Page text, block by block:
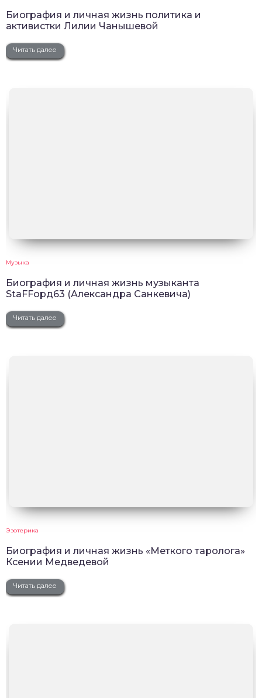
Биография и личная жизнь политика и
активистки Лилии Чанышевой
Читать далее
Музыка
Биография и личная жизнь музыканта
StaFFорд63 (Александра Санкевича)
Читать далее
Эзотерика
Биография и личная жизнь «Меткого таролога»
Ксении Медведевой
Читать далее